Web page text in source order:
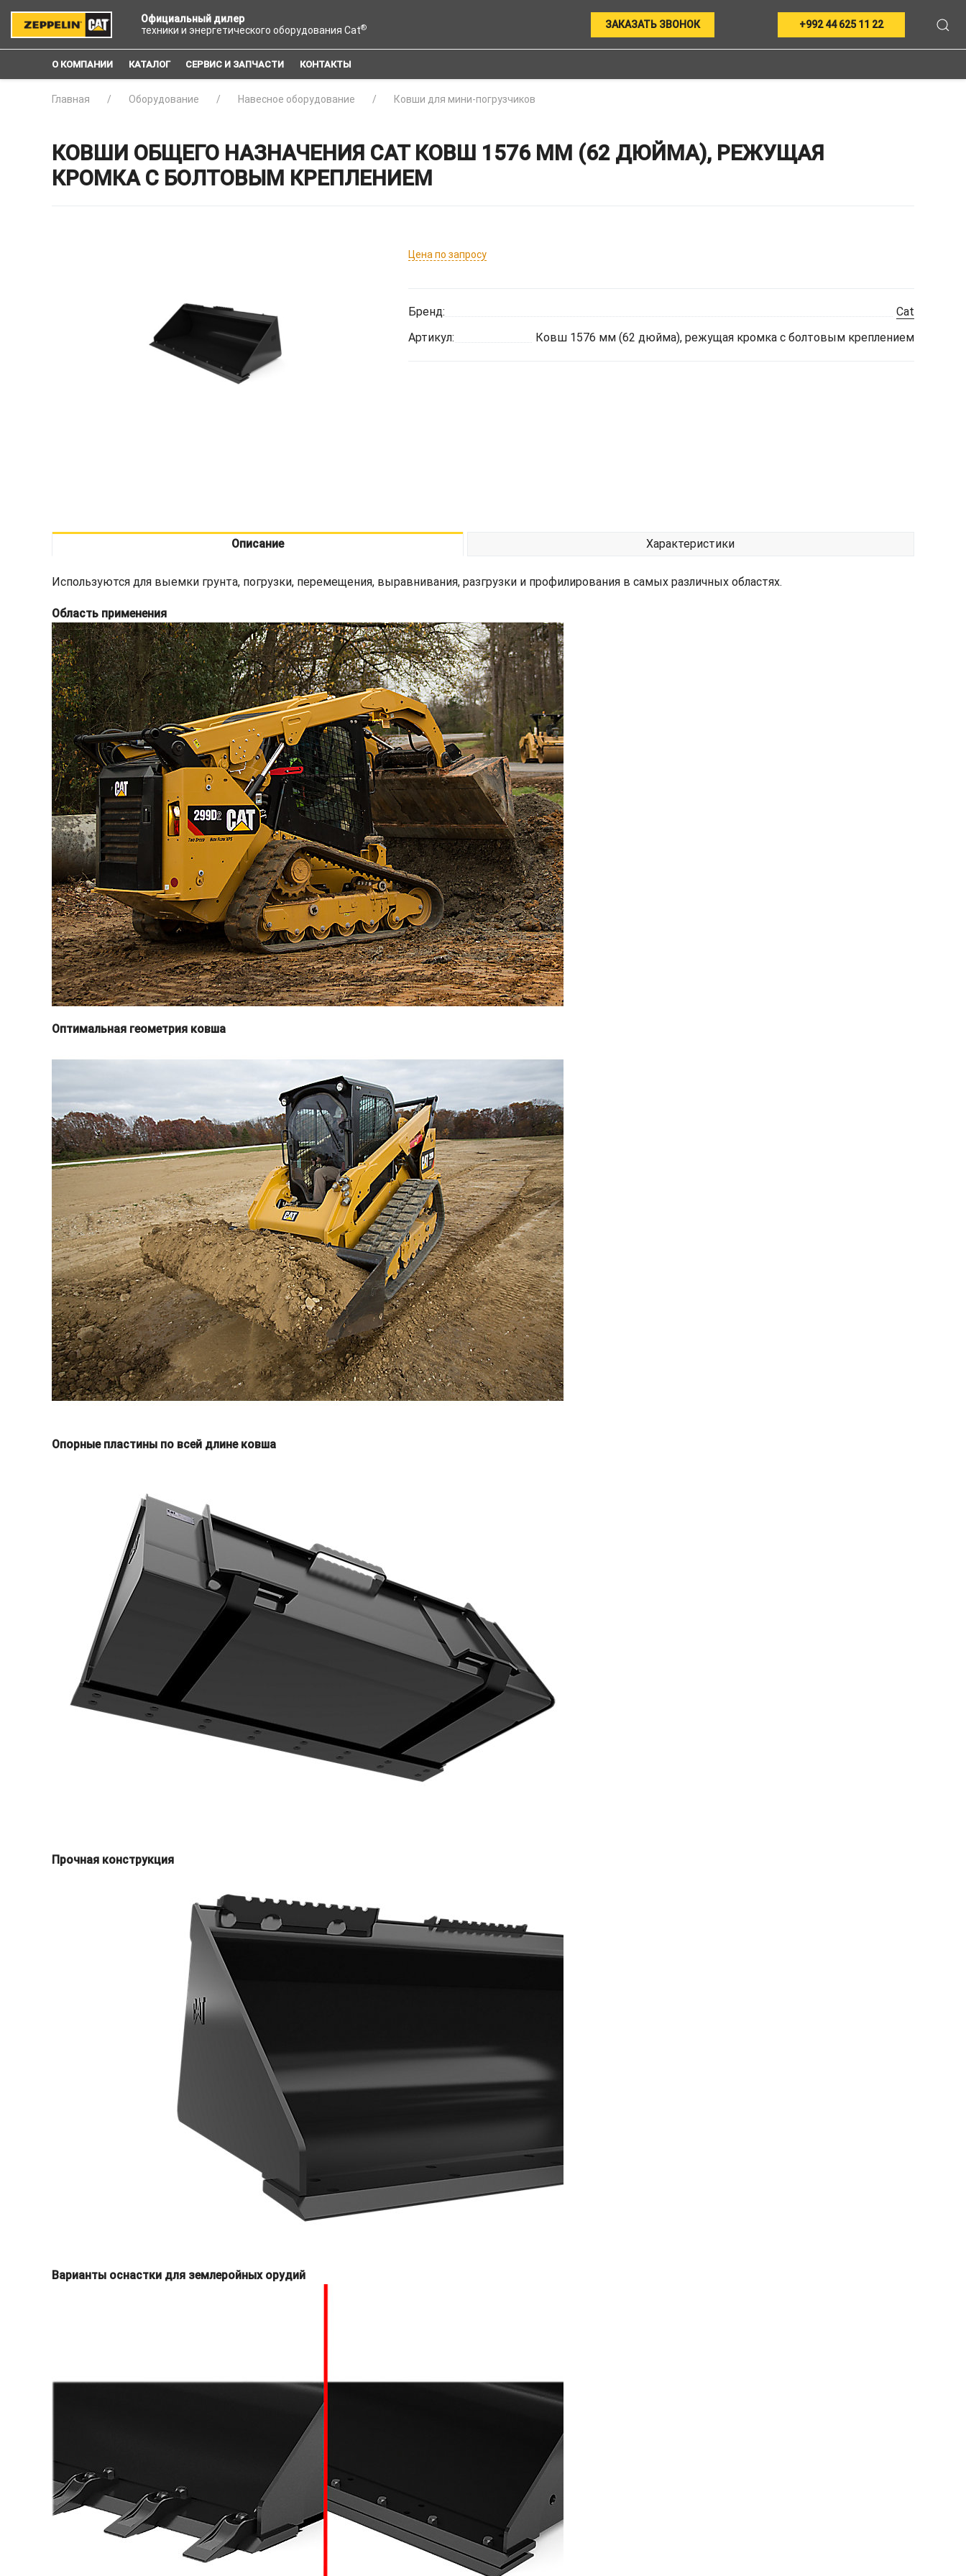
Официальный дилер
техники и энергетического оборудования Cat® ЗАКАЗАТЬ ЗВОНОК +992 44 625 11 22
О КОМПАНИИ КАТАЛОГ СЕРВИС И ЗАПЧАСТИ КОНТАКТЫ
Главная Оборудование Навесное оборудование Ковши для мини-погрузчиков
КОВШИ ОБЩЕГО НАЗНАЧЕНИЯ CAT КОВШ 1576 ММ (62 ДЮЙМА), РЕЖУЩАЯ
КРОМКА С БОЛТОВЫМ КРЕПЛЕНИЕМ
Цена по запросу
Бренд:
Cat
Артикул:
Ковш 1576 мм (62 дюйма), режущая кромка с болтовым креплением
Описание Характеристики
Используются для выемки грунта, погрузки, перемещения, выравнивания, разгрузки и профилирования в самых различных областях.
Область применения
Оптимальная геометрия ковша
Опорные пластины по всей длине ковша
Прочная конструкция
Варианты оснастки для землеройных орудий